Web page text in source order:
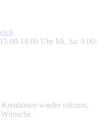
18.00 Uhr Mi, Sa: 9.00-
wieder erkennt,